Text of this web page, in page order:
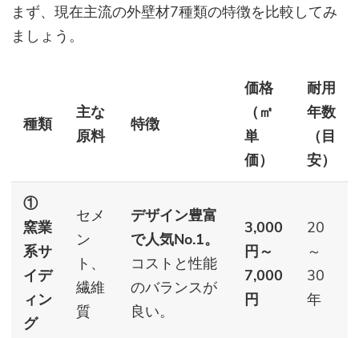
まず、現在主流の外壁材7種類の特徴を比較してみ
ましょう。
種類
主な
原料
特徴
価格
（㎡
単
価）
耐用
年数
（目
安）
①
窯業
系サ
イデ
ィン
グ
セメ
ン
ト、
繊維
質
デザイン豊富
で人気No.1。
コストと性能
のバランスが
良い。
3,000
円～
7,000
円
20
～
30
年